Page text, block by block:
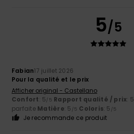
5/5
Fabian17 juillet 2026
Pour la qualité et le prix
Afficher original - Castellano
Confort: 5/5 Rapport qualité / prix: 5
parfaite Matière: 5 /5 Coloris: 5 /5
Je recommande ce produit